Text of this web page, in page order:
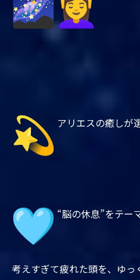
アリエスの癒しが
“脳の休息”をテー
考えすぎて疲れた頭を、ゆっ